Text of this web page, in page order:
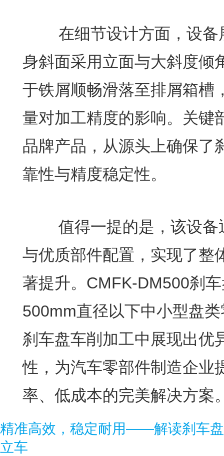
在细节设计方面，设备
身斜面采用立面与大斜度倾
于铁屑顺畅滑落至排屑箱槽
量对加工精度的影响。关键
品牌产品，从源头上确保了
靠性与精度稳定性。
值得一提的是，该设备
与优质部件配置，实现了整
著提升。CMFK-DM500刹
500mm直径以下中小型盘
刹车盘车削加工中展现出优
性，为汽车零部件制造企业
率、低成本的完美解决方案
精准高效，稳定耐用——解读刹车
立车